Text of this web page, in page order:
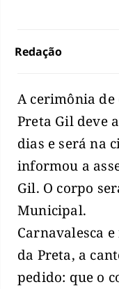
Redação
A cerimônia
Preta Gil deve
dias e será na
informou a
Gil. O corpo
Municipal.
Carnavalesca
da Preta, a
pedido: que o